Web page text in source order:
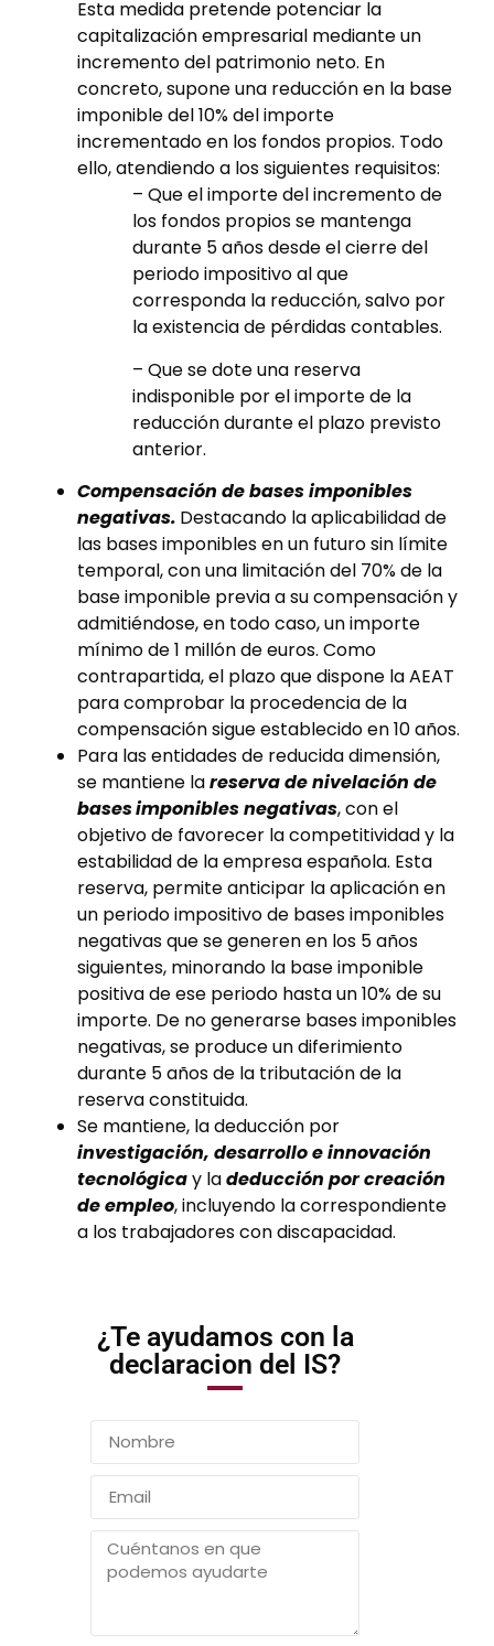
Esta medida pretende potenciar la
capitalización empresarial mediante un
incremento del patrimonio neto. En
concreto, supone una reducción en la base
imponible del 10% del importe
incrementado en los fondos propios. Todo
ello, atendiendo a los siguientes requisitos:
– Que el importe del incremento de
los fondos propios se mantenga
durante 5 años desde el cierre del
periodo impositivo al que
corresponda la reducción, salvo por
la existencia de pérdidas contables.
– Que se dote una reserva
indisponible por el importe de la
reducción durante el plazo previsto
anterior.
Compensación de bases imponibles
negativas. Destacando la aplicabilidad de
las bases imponibles en un futuro sin límite
temporal, con una limitación del 70% de la
base imponible previa a su compensación y
admitiéndose, en todo caso, un importe
mínimo de 1 millón de euros. Como
contrapartida, el plazo que dispone la AEAT
para comprobar la procedencia de la
compensación sigue establecido en 10 años.
Para las entidades de reducida dimensión,
se mantiene lareserva de nivelación de
basesimponibles negativas, con el
objetivo de favorecer la competitividad y la
estabilidad de la empresa española. Esta
reserva, permite anticipar la aplicación en
un periodo impositivo de bases imponibles
negativas que se generen en los 5 años
siguientes, minorando la base imponible
positiva de ese periodo hasta un 10% de su
importe. De no generarse bases imponibles
negativas, se produce un diferimiento
durante 5 años de la tributación de la
reserva constituida.
Se mantiene, la deducción por
investigación, desarrollo e innovación
tecnológicay ladeducción por creación
de empleo, incluyendo la correspondiente
a los trabajadores con discapacidad.
¿Te ayudamos con la
declaracion del IS?